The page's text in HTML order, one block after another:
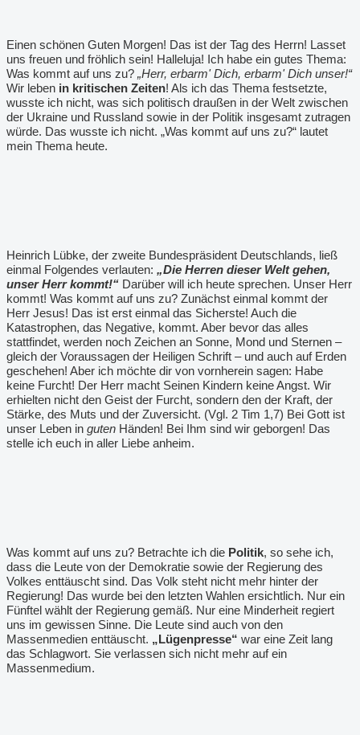
Einen schönen Guten Morgen! Das ist der Tag des Herrn! Lasset
uns freuen und fröhlich sein! Halleluja! Ich habe ein gutes Thema:
Was kommt auf uns zu? „Herr, erbarm' Dich, erbarm' Dich unser!“
Wir leben in kritischen Zeiten! Als ich das Thema festsetzte,
wusste ich nicht, was sich politisch draußen in der Welt zwischen
der Ukraine und Russland sowie in der Politik insgesamt zutragen
würde. Das wusste ich nicht. „Was kommt auf uns zu?“ lautet
mein Thema heute.
Heinrich Lübke, der zweite Bundespräsident Deutschlands, ließ
einmal Folgendes verlauten: „Die Herren dieser Welt gehen,
unser Herr kommt!“ Darüber will ich heute sprechen. Unser Herr
kommt! Was kommt auf uns zu? Zunächst einmal kommt der
Herr Jesus! Das ist erst einmal das Sicherste! Auch die
Katastrophen, das Negative, kommt. Aber bevor das alles
stattfindet, werden noch Zeichen an Sonne, Mond und Sternen –
gleich der Voraussagen der Heiligen Schrift – und auch auf Erden
geschehen! Aber ich möchte dir von vornherein sagen: Habe
keine Furcht! Der Herr macht Seinen Kindern keine Angst. Wir
erhielten nicht den Geist der Furcht, sondern den der Kraft, der
Stärke, des Muts und der Zuversicht. (Vgl. 2 Tim 1,7) Bei Gott ist
unser Leben in guten Händen! Bei Ihm sind wir geborgen! Das
stelle ich euch in aller Liebe anheim.
Was kommt auf uns zu? Betrachte ich die Politik, so sehe ich,
dass die Leute von der Demokratie sowie der Regierung des
Volkes enttäuscht sind. Das Volk steht nicht mehr hinter der
Regierung! Das wurde bei den letzten Wahlen ersichtlich. Nur ein
Fünftel wählt der Regierung gemäß. Nur eine Minderheit regiert
uns im gewissen Sinne. Die Leute sind auch von den
Massenmedien enttäuscht. „Lügenpresse“ war eine Zeit lang
das Schlagwort. Sie verlassen sich nicht mehr auf ein
Massenmedium.